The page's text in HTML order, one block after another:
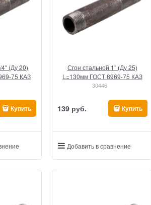
(Ду 20)
75 КАЗ
Купить
Сгон стальной 1" (Ду 25)
L=130мм ГОСТ 8969-75 КАЗ
30446
139 руб. Купить
Добавить в сравнение